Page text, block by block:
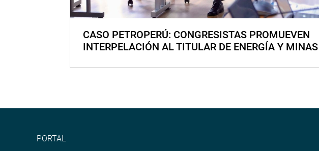
CASO PETROPERÚ: CONGRESISTAS PROMUEVEN
INTERPELACIÓN AL TITULAR DE ENERGÍA Y MINAS
PORTAL